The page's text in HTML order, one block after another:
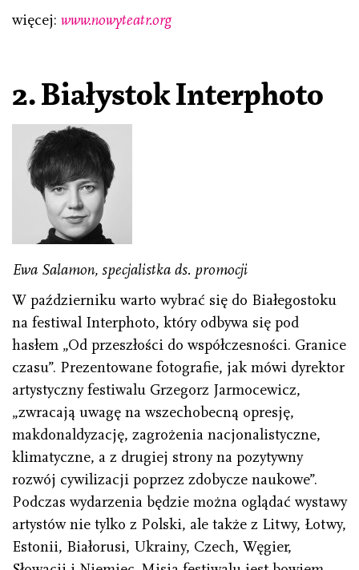
więcej: www.nowyteatr.org
2.Białystok Interphoto
Ewa Salamon, specjalistka ds. promocji
W październiku warto wybrać się do Białegostoku
na festiwal Interphoto, który odbywa się pod
hasłem „Od przeszłości do współczesności. Granice
czasu”. Prezentowane fotografie, jak mówi dyrektor
artystyczny festiwalu Grzegorz Jarmocewicz,
„zwracają uwagę na wszechobecną opresję,
makdonaldyzację, zagrożenia nacjonalistyczne,
klimatyczne, a z drugiej strony na pozytywny
rozwój cywilizacji poprzez zdobycze naukowe”.
Podczas wydarzenia będzie można oglądać wystawy
artystów nie tylko z Polski, ale także z Litwy, Łotwy,
Estonii, Białorusi, Ukrainy, Czech, Węgier,